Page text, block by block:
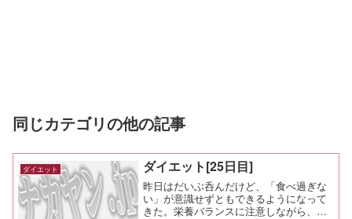
同じカテゴリの他の記事
ダイエット ダイエット[25日目]
昨日はだいぶ呑んだけど、「食べ過ぎな
い」が意識せずともできるようになって
きた。栄養バランスに注意しながら、正